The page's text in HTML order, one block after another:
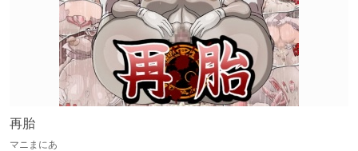
再胎
マニまにあ